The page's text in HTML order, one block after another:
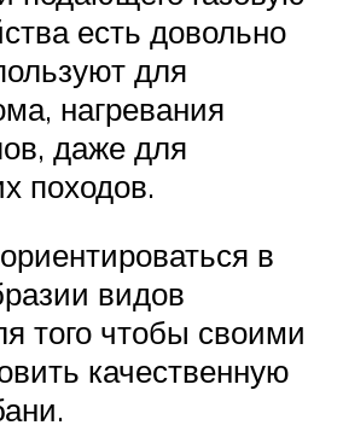
есть довольно
для
нагревания
даже для
походов.
в
видов
того чтобы своими
качественную